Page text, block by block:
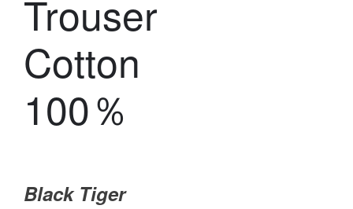
Trouser
Cotton
100％
Black Tiger